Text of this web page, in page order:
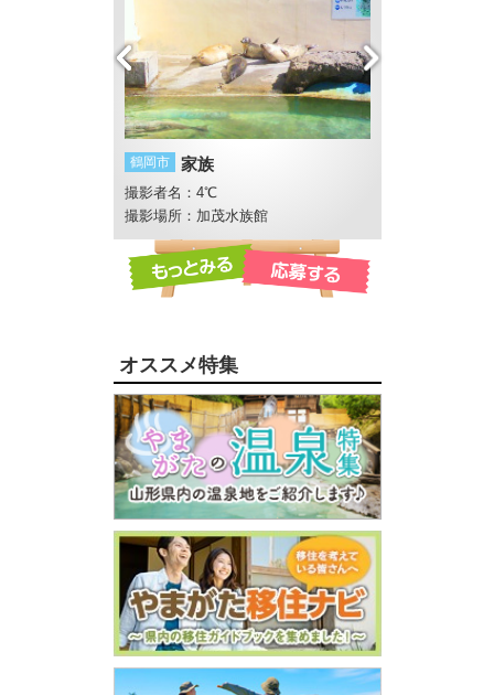
鶴岡市 家族
撮影者名：4℃
撮影場所：加茂水族館
オススメ特集